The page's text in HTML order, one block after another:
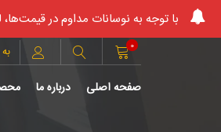
با توجه به نوسانات مداوم در
0
صفحه اصلی درباره ما